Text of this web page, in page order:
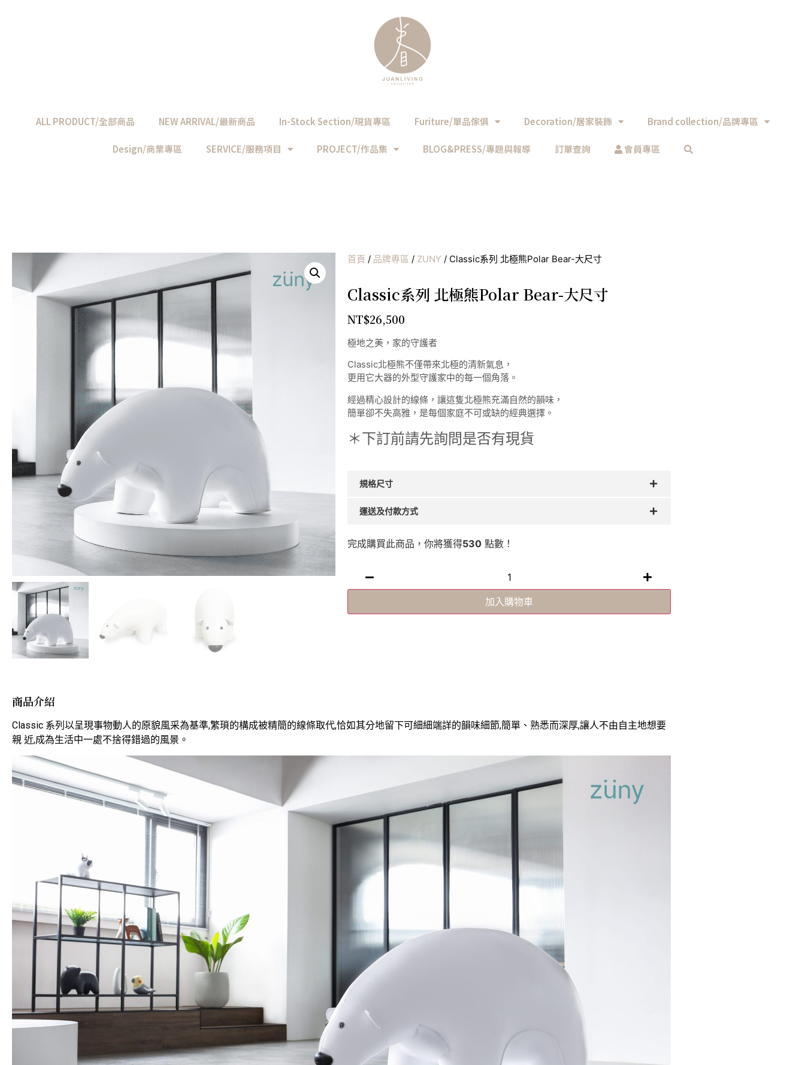
ALL PRODUCT/全部商品 NEW ARRIVAL/最新商品 In-Stock Section/現貨專區 Furiture/單品傢俱 Decoration/居家裝飾 Brand collection/品牌專區
Design/商業專區 SERVICE/服務項目 PROJECT/作品集 BLOG&PRESS/專題與報導 訂單查詢 會員專區
首頁 / 品牌專區 / ZUNY / Classic系列 北極熊Polar Bear-大尺寸
Classic系列 北極熊Polar Bear-大尺寸
NT$26,500
極地之美，家的守護者
Classic北極熊不僅帶來北極的清新氣息，
更用它大器的外型守護家中的每一個角落。
經過精心設計的線條，讓這隻北極熊充滿自然的韻味，
簡單卻不失高雅，是每個家庭不可或缺的經典選擇。
＊下訂前請先詢問是否有現貨
規格尺寸
運送及付款方式
完成購買此商品，你將獲得530 點數！
加入購物車
商品介紹
Classic 系列以呈現事物動人的原貌風采為基準,繁瑣的構成被精簡的線條取代,恰如其分地留下可細細端詳的韻味細節,簡單、熟悉而深厚,讓人不由自主地想要
親 近,成為生活中一處不捨得錯過的風景。